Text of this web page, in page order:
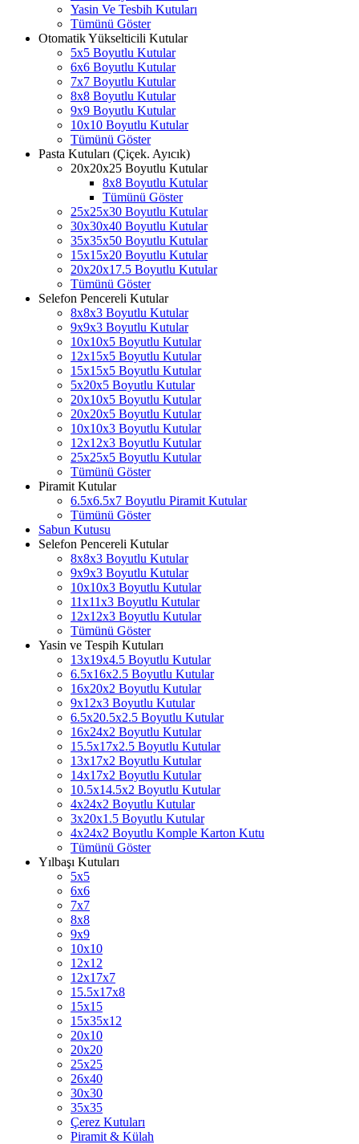
Yasin Ve Tesbih Kutuları
Tümünü Göster
Otomatik Yükselticili Kutular
5x5 Boyutlu Kutular
6x6 Boyutlu Kutular
7x7 Boyutlu Kutular
8x8 Boyutlu Kutular
9x9 Boyutlu Kutular
10x10 Boyutlu Kutular
Tümünü Göster
Pasta Kutuları (Çiçek. Ayıcık)
20x20x25 Boyutlu Kutular
8x8 Boyutlu Kutular
Tümünü Göster
25x25x30 Boyutlu Kutular
30x30x40 Boyutlu Kutular
35x35x50 Boyutlu Kutular
15x15x20 Boyutlu Kutular
20x20x17.5 Boyutlu Kutular
Tümünü Göster
Selefon Pencereli Kutular
8x8x3 Boyutlu Kutular
9x9x3 Boyutlu Kutular
10x10x5 Boyutlu Kutular
12x15x5 Boyutlu Kutular
15x15x5 Boyutlu Kutular
5x20x5 Boyutlu Kutular
20x10x5 Boyutlu Kutular
20x20x5 Boyutlu Kutular
10x10x3 Boyutlu Kutular
12x12x3 Boyutlu Kutular
25x25x5 Boyutlu Kutular
Tümünü Göster
Piramit Kutular
6.5x6.5x7 Boyutlu Piramit Kutular
Tümünü Göster
Sabun Kutusu
Selefon Pencereli Kutular
8x8x3 Boyutlu Kutular
9x9x3 Boyutlu Kutular
10x10x3 Boyutlu Kutular
11x11x3 Boyutlu Kutular
12x12x3 Boyutlu Kutular
Tümünü Göster
Yasin ve Tespih Kutuları
13x19x4.5 Boyutlu Kutular
6.5x16x2.5 Boyutlu Kutular
16x20x2 Boyutlu Kutular
9x12x3 Boyutlu Kutular
6.5x20.5x2.5 Boyutlu Kutular
16x24x2 Boyutlu Kutular
15.5x17x2.5 Boyutlu Kutular
13x17x2 Boyutlu Kutular
14x17x2 Boyutlu Kutular
10.5x14.5x2 Boyutlu Kutular
4x24x2 Boyutlu Kutular
3x20x1.5 Boyutlu Kutular
4x24x2 Boyutlu Komple Karton Kutu
Tümünü Göster
Yılbaşı Kutuları
5x5
6x6
7x7
8x8
9x9
10x10
12x12
12x17x7
15.5x17x8
15x15
15x35x12
20x10
20x20
25x25
26x40
30x30
35x35
Çerez Kutuları
Piramit & Külah